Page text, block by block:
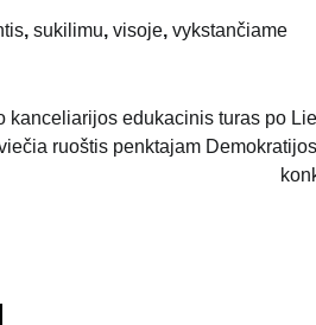
, sukilimu, visoje, vykstančiame
kanceliarijos edukacinis turas po
ruoštis penktajam